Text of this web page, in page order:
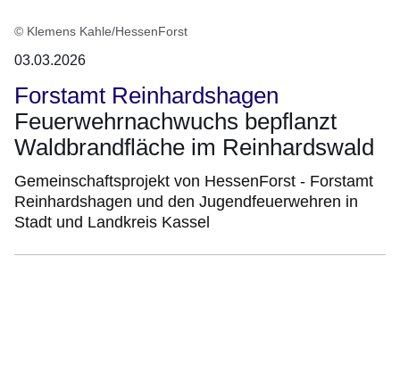
© Klemens Kahle/HessenForst
03.03.2026
Forstamt Reinhardshagen
Feuerwehrnachwuchs bepflanzt
Waldbrandfläche im Reinhardswald
Gemeinschaftsprojekt von HessenForst - Forstamt
Reinhardshagen und den Jugendfeuerwehren in
Stadt und Landkreis Kassel